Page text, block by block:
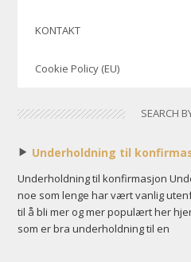
KONTAKT
Cookie Policy (EU)
SEARCH
Underholdning til
Underholdning til konfirmasjon
noe som lenge har vært vanlig
til å bli mer og mer populært her
som er bra underholdning til en